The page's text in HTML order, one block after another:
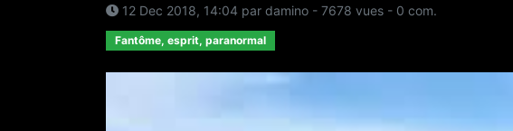
12 Dec 2018, 14:04 par damino - 7678 vues - 0 com.
Fantôme, esprit, paranormal